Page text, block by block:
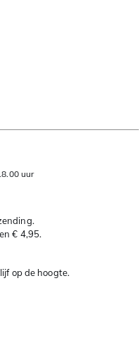
uur
€ 4,95.
op de hoogte.